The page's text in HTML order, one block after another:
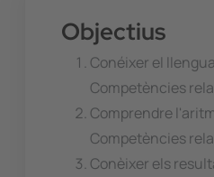
Objectius
Conéixer el
Competències
Comprendre
Competències
Conèixer els